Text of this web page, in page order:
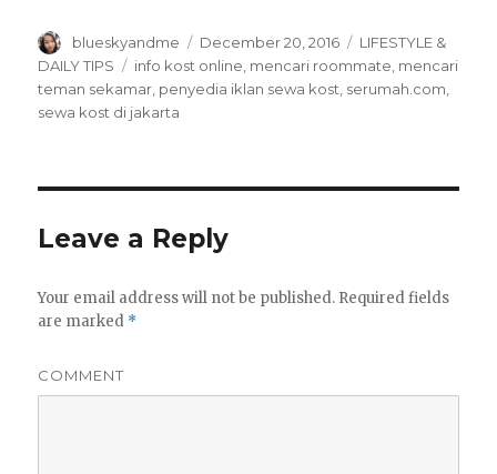
o
n
T
w
i
t
t
p
e
i
n
w
w
i
n
w
)
o
n
F
a
c
e
b
O
p
s
i
e
w
w
)
Author
blueskyandme
Posted
on
December 20, 2016 Categories
LIFESTYLE &
DAILY TIPS
Tags
info kost online mencari roommate mencari
teman sekamar penyedia iklan sewa kost serumah.com
sewa kost di jakarta
Leave a Reply
Your email address will not be published. Required fields
are marked *
COMMENT